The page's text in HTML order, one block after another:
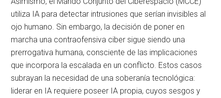
utiliza IA para detectar intrusiones que serían invisibles al
ojo humano . Sin embargo, la decisión de poner en
marcha una contraofensiva ciber sigue siendo una
prerrogativa humana, consciente de las implicaciones
que incorpora la escalada en un conflicto . Estos casos
subrayan la necesidad de una soberanía tecnológica:
liderar en IA requiere poseer IA propia, cuyos sesgos y